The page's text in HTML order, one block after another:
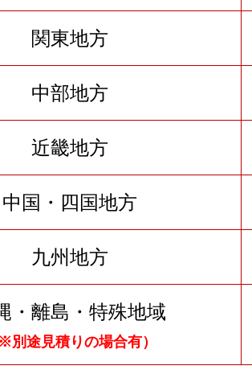
関東地方
中部地方
近畿地方
中国・四国地方
九州地方
・離島・特殊地域
※別途見積りの場合有）